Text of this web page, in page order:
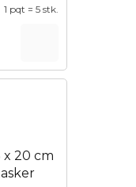
1 pqt = 5 stk.